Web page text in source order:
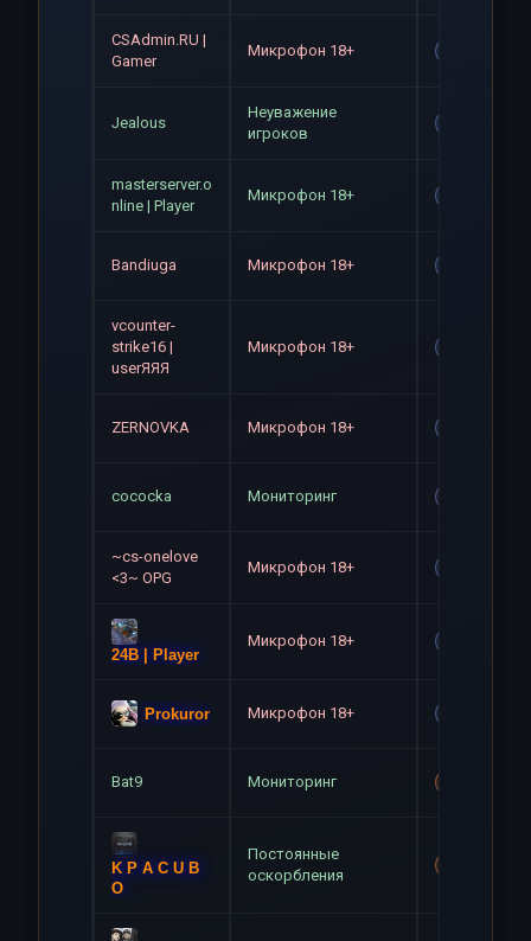
CSAdmin.RU |
Gamer
Микрофон 18+
Jealous
Неуважение
игроков
masterserver.o
nline | Player
Микрофон 18+
Bandiuga Микрофон 18+
vcounter-
strike16 |
userЯЯЯ
Микрофон 18+
ZERNOVKA Микрофон 18+
cococka Мониторинг
~cs-onelove
<3~ OPG
Микрофон 18+
24B | Player
Микрофон 18+
Prokuror Микрофон 18+
Bat9 Мониторинг
K P A C U B
O
Постоянные
оскорбления